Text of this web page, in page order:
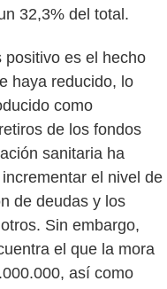
32,3% del total.
positivo es el hecho
haya reducido, lo
como
de los fondos
sanitaria ha
el nivel de
de deudas y los
Sin embargo,
el que la mora
así como